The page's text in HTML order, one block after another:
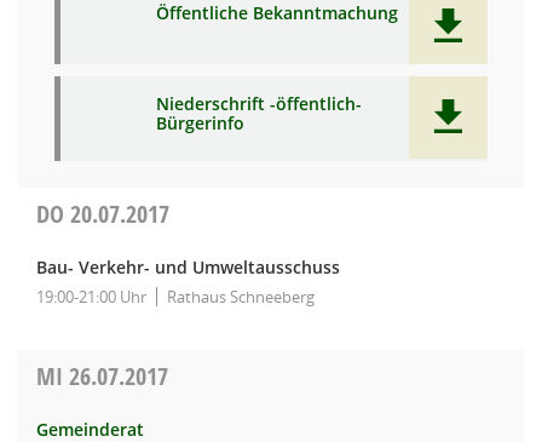
Öffentliche Bekanntmachung
Niederschrift -öffentlich-
Bürgerinfo
DO 20.07.2017
Bau- Verkehr- und Umweltausschuss
19:00-21:00 Uhr Rathaus Schneeberg
MI 26.07.2017
Gemeinderat